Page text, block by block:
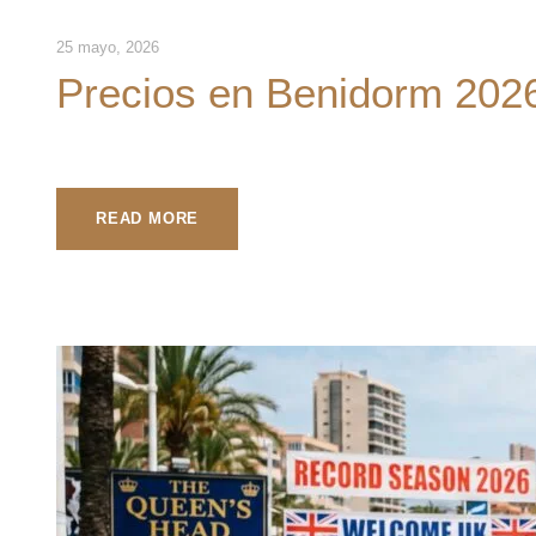
25 mayo, 2026
Precios en Benidorm
READ MORE